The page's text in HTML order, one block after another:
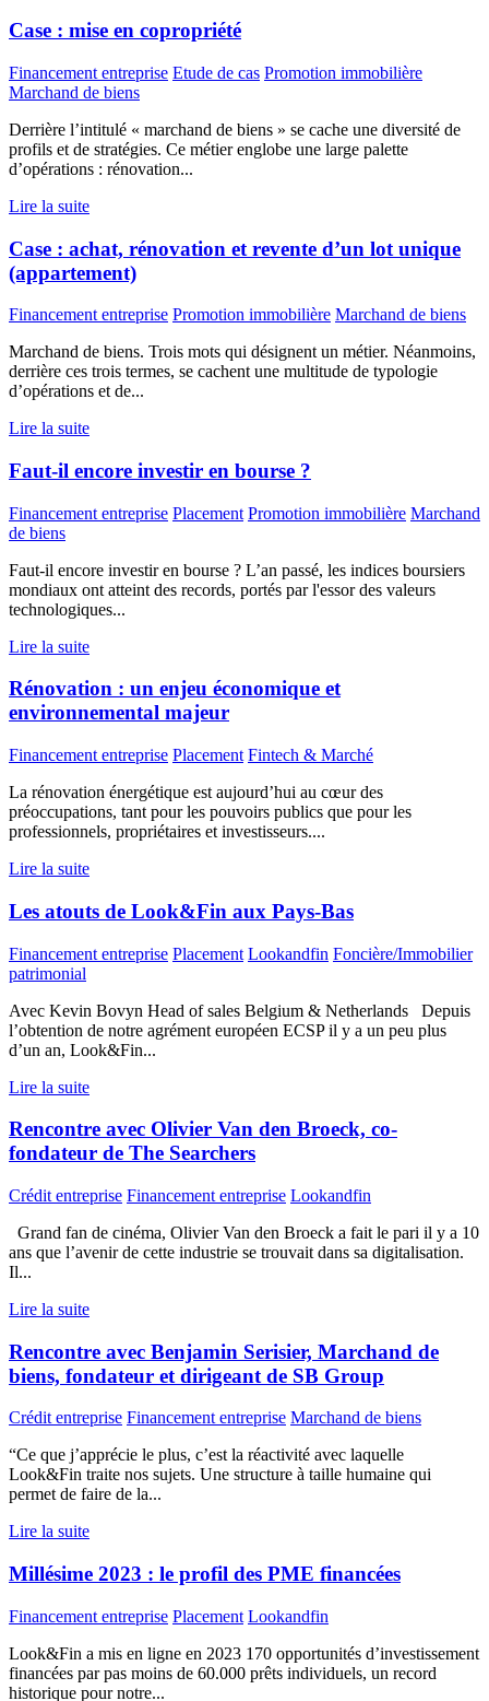
Case : mise en copropriété
Financement entreprise Etude de cas Promotion immobilière
Marchand de biens
Derrière l’intitulé « marchand de biens » se cache une diversité de
profils et de stratégies. Ce métier englobe une large palette
d’opérations : rénovation...
Lire la suite
Case : achat, rénovation et revente d’un lot unique
(appartement)
Financement entreprise Promotion immobilière Marchand de biens
Marchand de biens. Trois mots qui désignent un métier. Néanmoins,
derrière ces trois termes, se cachent une multitude de typologie
d’opérations et de...
Lire la suite
Faut-il encore investir en bourse ?
Financement entreprise Placement Promotion immobilière Marchand
de biens
Faut-il encore investir en bourse ? L’an passé, les indices boursiers
mondiaux ont atteint des records, portés par l'essor des valeurs
technologiques...
Lire la suite
Rénovation : un enjeu économique et
environnemental majeur
Financement entreprise Placement Fintech & Marché
La rénovation énergétique est aujourd’hui au cœur des
préoccupations, tant pour les pouvoirs publics que pour les
professionnels, propriétaires et investisseurs....
Lire la suite
Les atouts de Look&Fin aux Pays-Bas
Financement entreprise Placement Lookandfin Foncière/Immobilier
patrimonial
Avec Kevin Bovyn Head of sales Belgium & Netherlands Depuis
l’obtention de notre agrément européen ECSP il y a un peu plus
d’un an, Look&Fin...
Lire la suite
Rencontre avec Olivier Van den Broeck, co-
fondateur de The Searchers
Crédit entreprise Financement entreprise Lookandfin
Grand fan de cinéma, Olivier Van den Broeck a fait le pari il y a 10
ans que l’avenir de cette industrie se trouvait dans sa digitalisation.
Il...
Lire la suite
Rencontre avec Benjamin Serisier, Marchand de
biens, fondateur et dirigeant de SB Group
Crédit entreprise Financement entreprise Marchand de biens
“Ce que j’apprécie le plus, c’est la réactivité avec laquelle
Look&Fin traite nos sujets. Une structure à taille humaine qui
permet de faire de la...
Lire la suite
Millésime 2023 : le profil des PME financées
Financement entreprise Placement Lookandfin
Look&Fin a mis en ligne en 2023 170 opportunités d’investissement
financées par pas moins de 60.000 prêts individuels, un record
historique pour notre...